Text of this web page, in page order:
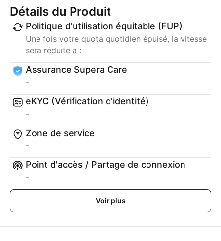
Détails du Produit
Politique d'utilisation équitable (FUP)
Une fois votre quota quotidien épuisé, la vitesse
sera réduite à :
Assurance Supera Care
-
eKYC (Vérification d'identité)
-
Zone de service
-
Point d'accès / Partage de connexion
-
Voir plus